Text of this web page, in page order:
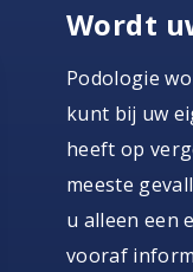
Wordt
Podologie
kunt bij uw
heeft op
meeste
u alleen een
vooraf